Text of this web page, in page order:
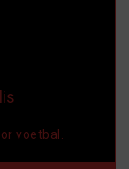
voetbal.